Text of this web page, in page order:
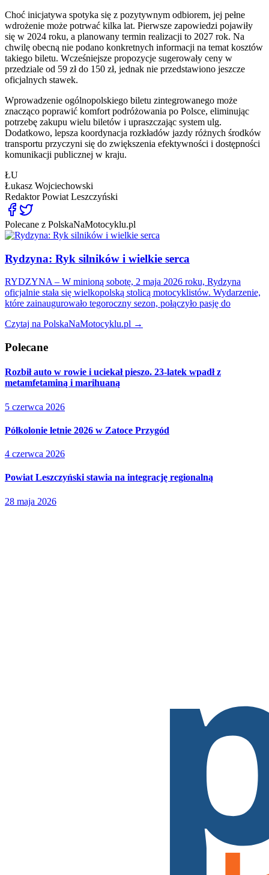
Choć inicjatywa spotyka się z pozytywnym odbiorem, jej pełne
wdrożenie może potrwać kilka lat. Pierwsze zapowiedzi pojawiły
się w 2024 roku, a planowany termin realizacji to 2027 rok. Na
chwilę obecną nie podano konkretnych informacji na temat kosztów
takiego biletu. Wcześniejsze propozycje sugerowały ceny w
przedziale od 59 zł do 150 zł, jednak nie przedstawiono jeszcze
oficjalnych stawek.
Wprowadzenie ogólnopolskiego biletu zintegrowanego może
znacząco poprawić komfort podróżowania po Polsce, eliminując
potrzebę zakupu wielu biletów i upraszczając system ulg.
Dodatkowo, lepsza koordynacja rozkładów jazdy różnych środków
transportu przyczyni się do zwiększenia efektywności i dostępności
komunikacji publicznej w kraju.
ŁU
Łukasz Wojciechowski
RedaktorPowiat Leszczyński
Polecane z PolskaNaMotocyklu.pl
Rydzyna: Ryk silników i wielkie serca
RYDZYNA – W minioną sobotę, 2 maja 2026 roku, Rydzyna
oficjalnie stała się wielkopolską stolicą motocyklistów. Wydarzenie,
które zainaugurowało tegoroczny sezon, połączyło pasję do
Czytaj na PolskaNaMotocyklu.pl →
Polecane
Rozbił auto w rowie i uciekał pieszo. 23-latek wpadł z
metamfetaminą i marihuaną
5 czerwca 2026
Półkolonie letnie 2026 w Zatoce Przygód
4 czerwca 2026
Powiat Leszczyński stawia na integrację regionalną
28 maja 2026